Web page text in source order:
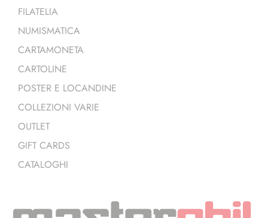
FILATELIA
NUMISMATICA
CARTAMONETA
CARTOLINE
POSTER E LOCANDINE
COLLEZIONI VARIE
OUTLET
GIFT CARDS
CATALOGHI